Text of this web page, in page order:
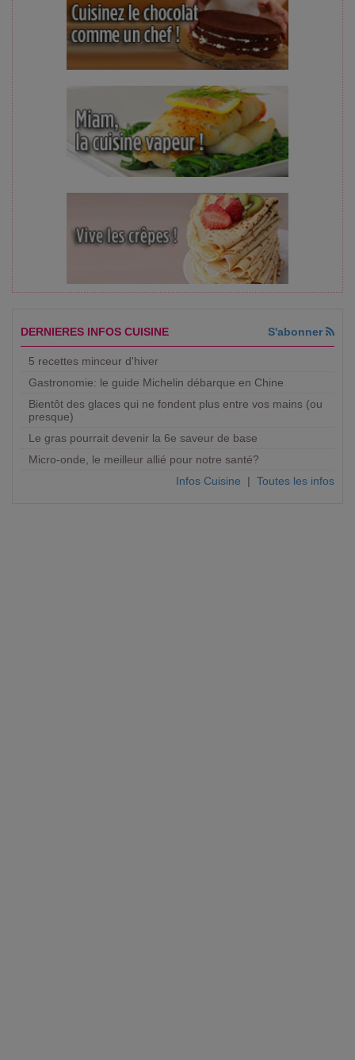
DERNIERES INFOS CUISINE S'abonner
5 recettes minceur d'hiver
Gastronomie: le guide Michelin débarque en Chine
Bientôt des glaces qui ne fondent plus entre vos mains (ou
presque)
Le gras pourrait devenir la 6e saveur de base
Micro-onde, le meilleur allié pour notre santé?
Infos Cuisine | Toutes les infos